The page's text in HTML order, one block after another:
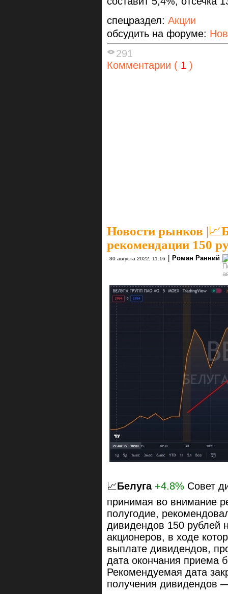
спецраздел: Акции
обсудить на форуме:
291
Комментарии ( 1 )
Новости рынков |
рекомендации 150
30 августа 2022, 11:16 Роман Ранний
📈Белуга +4.8% Совет
принимая во внимание
полугодие,
дивидендов 150 рублей
акционеров, в ходе
выплате дивидендов,
дата окончания приема
Рекомендуемая дата
получения дивидендов